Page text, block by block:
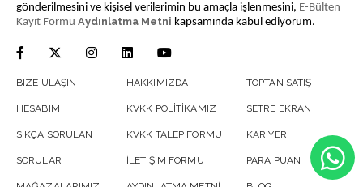
gönderilmesini ve kişisel verilerimin bu amaçla işlenmesini, E-Bülten
Kayıt Formu Aydınlatma Metni kapsamında kabul ediyorum.
BIZE ULAŞIN
HESABIM
SIKÇA SORULAN
SORULAR
HAKKIMIZDA
KVKK POLİTİKAMIZ
KVKK TALEP FORMU
İLETİŞİM FORMU
TOPTAN SATIŞ
SETRE EKRAN
KARIYER
PARA PUAN